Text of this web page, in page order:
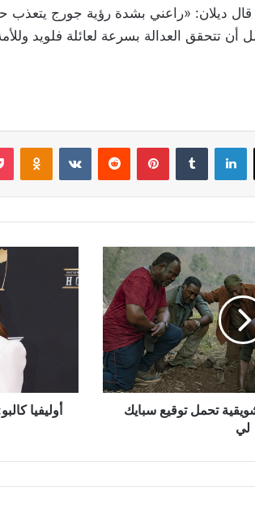
ديلان: «راعني بشدة رؤية جورج يتعذب
أن تتحقق العدالة بسرعة لعائلة فلويد
‫X لينكدإن بينتيريست
تشويقية تحمل توقيع سبايك
لي
كالبو:
أعزف
أوليفيا